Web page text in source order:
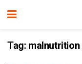
Tag: malnutrition